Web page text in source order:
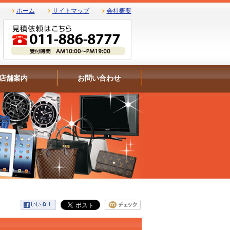
ホーム サイトマップ 会社概要
舗案内 お問い合わせ